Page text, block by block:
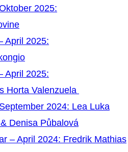
2025:
April 2025:
April 2025:
Horta Valenzuela
2024: Lea Luka
Denisa Půbalová
– April 2024: Fredrik Mathias